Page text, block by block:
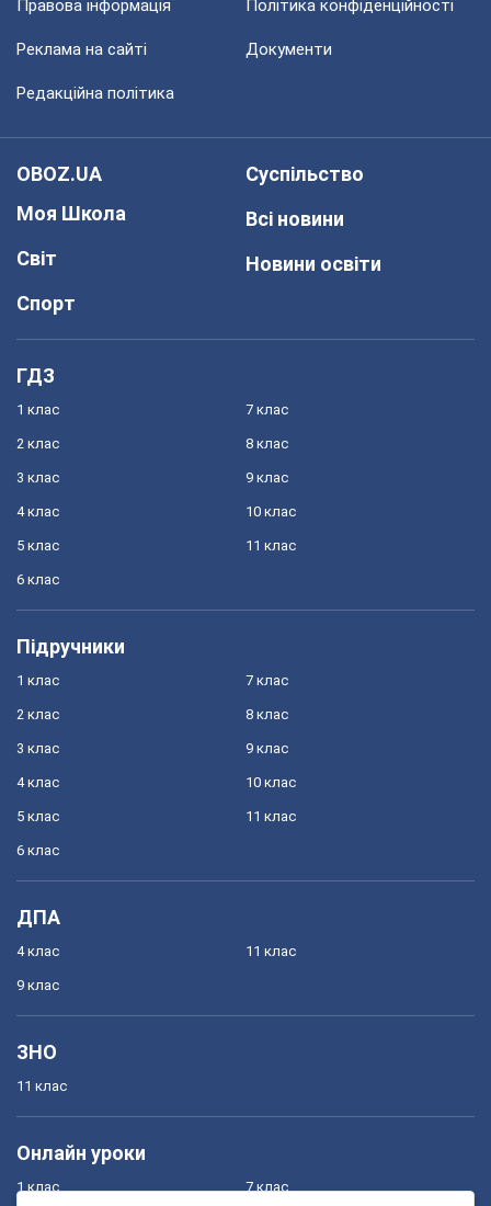
Правова інформація Політика конфіденційності
Реклама на сайті Документи
Редакційна політика
OBOZ.UA
Моя Школа
Світ
Спорт
Суспільство
Всі новини
Новини освіти
ГДЗ
1 клас
2 клас
3 клас
4 клас
5 клас
6 клас
7 клас
8 клас
9 клас
10 клас
11 клас
Підручники
1 клас
2 клас
3 клас
4 клас
5 клас
6 клас
7 клас
8 клас
9 клас
10 клас
11 клас
ДПА
4 клас
9 клас
11 клас
ЗНО
11 клас
Онлайн уроки
1 клас 7 клас